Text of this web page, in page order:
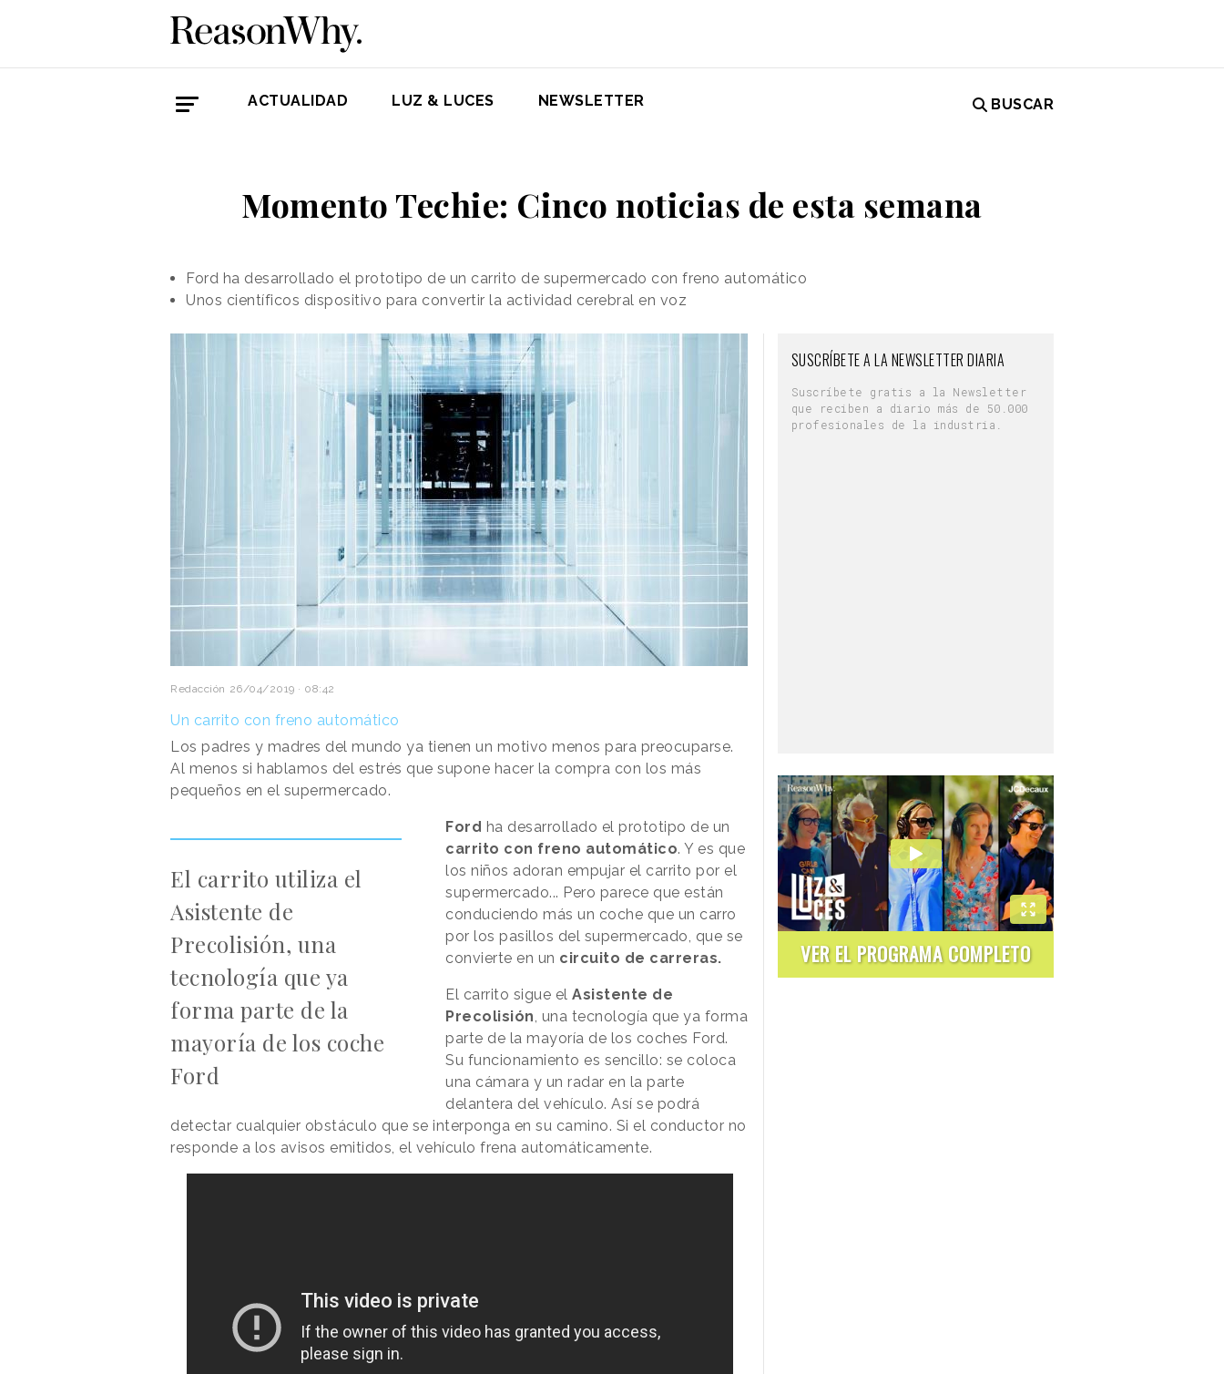
ACTUALIDAD LUZ & LUCES NEWSLETTER BUSCAR
Momento Techie: Cinco noticias de esta semana
Ford ha desarrollado el prototipo de un carrito de supermercado con freno automático
Unos científicos dispositivo para convertir la actividad cerebral en voz
Redacción 26/04/2019 · 08:42
Un carrito con freno automático
Los padres y madres del mundo ya tienen un motivo menos para preocuparse.
Al menos si hablamos del estrés que supone hacer la compra con los más
pequeños en el supermercado.
El carrito utiliza el
Asistente de
Precolisión, una
tecnología que ya
forma parte de la
mayoría de los coche
Ford
Ford ha desarrollado el prototipo de un
carrito con freno automático. Y es que
los niños adoran empujar el carrito por el
supermercado... Pero parece que están
conduciendo más un coche que un carro
por los pasillos del supermercado, que se
convierte en un circuito de carreras.
El carrito sigue elAsistente de
Precolisión , una tecnología que ya forma
parte de la mayoría de los coches Ford.
Su funcionamiento es sencillo: se coloca
una cámara y un radar en la parte
delantera del vehículo. Así se podrá
detectar cualquier obstáculo que se interponga en su camino. Si el conductor no
responde a los avisos emitidos, el vehículo frena automáticamente.
SUSCRÍBETE A LA NEWSLETTER DIARIA
Suscríbete gratis a la Newsletter
que reciben a diario más de 50.000
profesionales de la industria.
VER EL PROGRAMA COMPLETO